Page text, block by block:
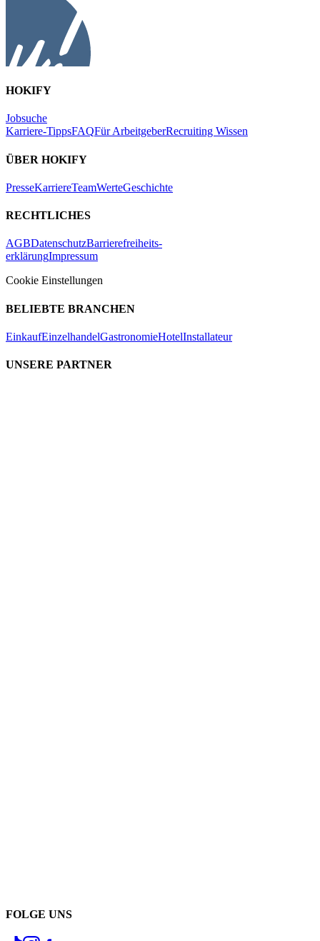
HOKIFY
Jobsuche
Karriere-TippsFAQFür ArbeitgeberRecruiting Wissen
ÜBER HOKIFY
PresseKarriereTeamWerteGeschichte
RECHTLICHES
AGBDatenschutzBarrierefreiheits-
erklärungImpressum
Cookie Einstellungen
BELIEBTE BRANCHEN
EinkaufEinzelhandelGastronomieHotelInstallateur
UNSERE PARTNER
FOLGE UNS